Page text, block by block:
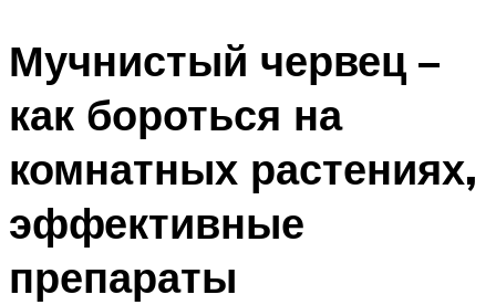
Мучнистый червец –
как бороться на
комнатных растениях,
эффективные
препараты